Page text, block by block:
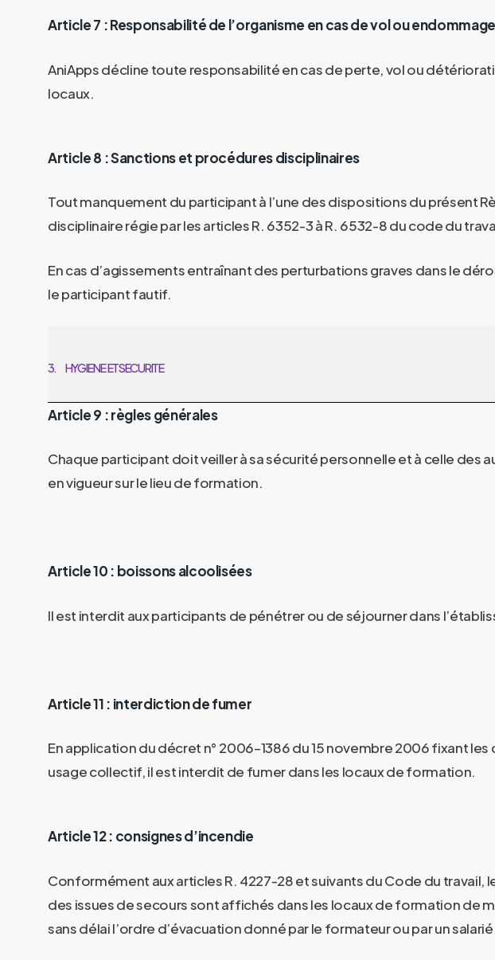
Article 7 : Responsabilité de l’organisme en cas de vol ou
AniAppsdécline toute responsabilité en cas de perte, vol ou
locaux.
Article 8 : Sanctions et procédures disciplinaires
Tout manquement du participant à l’une des dispositions du présent
disciplinaire régie par les articles R. 6352-3 à R. 6532-8 du code du
En cas d’agissements entraînant des perturbations graves dans le
le participant fautif.
3. HYGIENE ET SECURITE
Article 9 : règles générales
Chaque participant doit veiller à sa sécurité personnelle et à celle des
en vigueur sur le lieu de formation.
Article 10 : boissons alcoolisées
Il est interdit aux participants de pénétrer ou de séjourner dans
Article 11 : interdiction de fumer
En application du décret n° 2006–1386 du 15 novembre 2006 fixant
usage collectif, il est interdit de fumer dans les locaux de formation.
Article 12 : consignes d’incendie
Conformément aux articles R. 4227-28 et suivants du Code du
des issues de secours sont affichés dans les locaux de formation de
sans délai l’ordre d’évacuation donné par le formateur ou par un